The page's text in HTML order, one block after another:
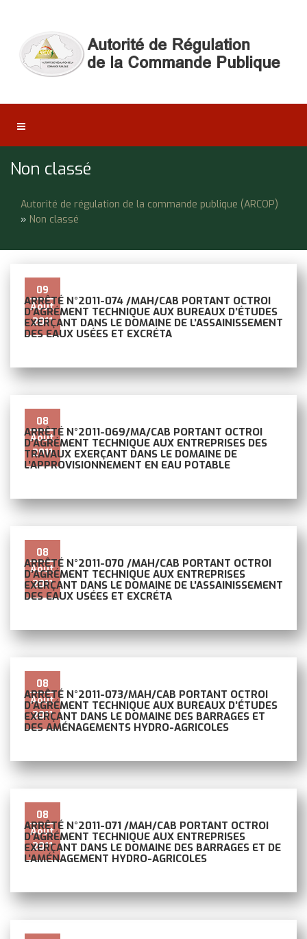
Non classé
Autorité de régulation de la commande publique (ARCOP)
» Non classé
09
Août
2011
ARRÊTÉ N°2011-074 /MAH/CAB PORTANT OCTROI
D’AGRÉMENT TECHNIQUE AUX BUREAUX D’ÉTUDES
EXERÇANT DANS LE DOMAINE DE L’ASSAINISSEMENT
DES EAUX USÉES ET EXCRÉTA
08
Août
2011
ARRÊTÉ N°2011-069/MA/CAB PORTANT OCTROI
D’AGRÉMENT TECHNIQUE AUX ENTREPRISES DES
TRAVAUX EXERÇANT DANS LE DOMAINE DE
L’APPROVISIONNEMENT EN EAU POTABLE
08
Août
2011
ARRÊTÉ N°2011-070 /MAH/CAB PORTANT OCTROI
D’AGRÉMENT TECHNIQUE AUX ENTREPRISES
EXERÇANT DANS LE DOMAINE DE L’ASSAINISSEMENT
DES EAUX USÉES ET EXCRÉTA
08
Août
2011
ARRÊTÉ N°2011-073/MAH/CAB PORTANT OCTROI
D’AGRÉMENT TECHNIQUE AUX BUREAUX D’ÉTUDES
EXERÇANT DANS LE DOMAINE DES BARRAGES ET
DES AMÉNAGEMENTS HYDRO-AGRICOLES
08
Août
2011
ARRÊTÉ N°2011-071 /MAH/CAB PORTANT OCTROI
D’AGRÉMENT TECHNIQUE AUX ENTREPRISES
EXERÇANT DANS LE DOMAINE DES BARRAGES ET DE
L’AMÉNAGEMENT HYDRO-AGRICOLES